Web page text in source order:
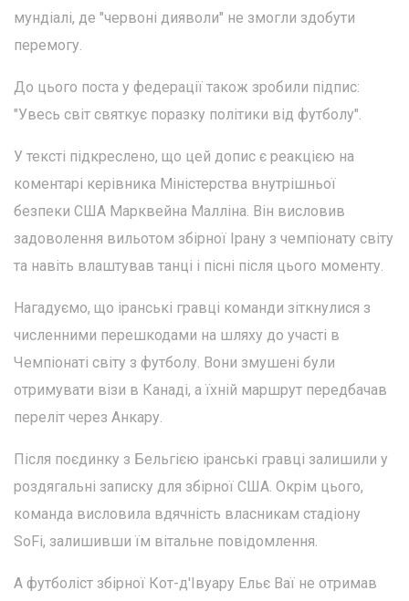
мундіалі, де "червоні дияволи" не змогли здобути
перемогу.
До цього поста у федерації також зробили підпис:
"Увесь світ святкує поразку політики від футболу".
У тексті підкреслено, що цей допис є реакцією на
коментарі керівника Міністерства внутрішньої
безпеки США Марквейна Малліна. Він висловив
задоволення вильотом збірної Ірану з чемпіонату світу
та навіть влаштував танці і пісні після цього моменту.
Нагадуємо, що іранські гравці команди зіткнулися з
численними перешкодами на шляху до участі в
Чемпіонаті світу з футболу. Вони змушені були
отримувати візи в Канаді, а їхній маршрут передбачав
переліт через Анкару.
Після поєдинку з Бельгією іранські гравці залишили у
роздягальні записку для збірної США. Окрім цього,
команда висловила вдячність власникам стадіону
SoFi, залишивши їм вітальне повідомлення.
А футболіст збірної Кот-д'Івуару Ельє Ваї не отримав